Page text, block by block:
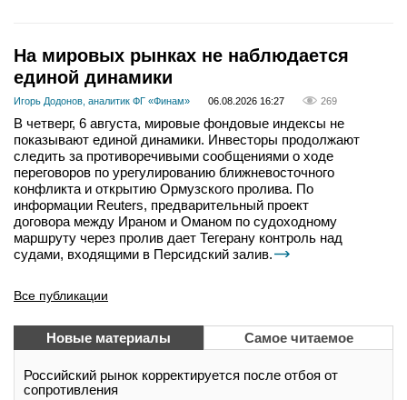
На мировых рынках не наблюдается
единой динамики
Игорь Додонов, аналитик ФГ «Финам» 06.08.2026 16:27 269
В четверг, 6 августа, мировые фондовые индексы не
показывают единой динамики. Инвесторы продолжают
следить за противоречивыми сообщениями о ходе
переговоров по урегулированию ближневосточного
конфликта и открытию Ормузского пролива. По
информации Reuters, предварительный проект
договора между Ираном и Оманом по судоходному
маршруту через пролив дает Тегерану контроль над
судами, входящими в Персидский залив.
Все публикации
Новые материалы Самое читаемое
Российский рынок корректируется после отбоя от
сопротивления